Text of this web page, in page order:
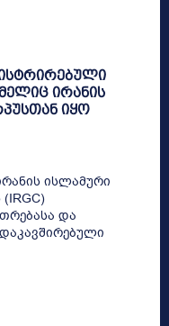
ირანის
იყო
ისლამური
და